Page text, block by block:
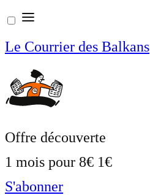
Aller
au
contenu
Le Courrier des Balkans
Offre découverte
1 mois pour 8€ 1€
S'abonner